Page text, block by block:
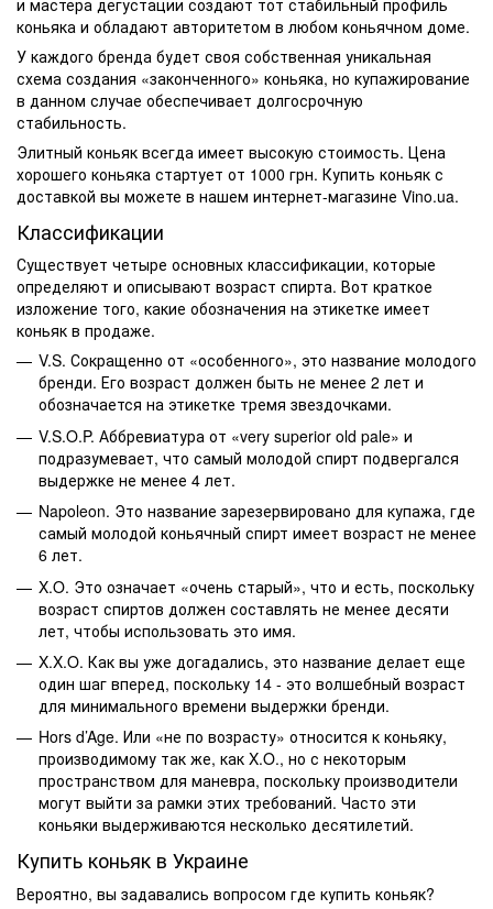
коньяка и обладают авторитетом в любом коньячном доме.
У каждого бренда будет своя собственная уникальная
схема создания «законченного» коньяка, но купажирование
в данном случае обеспечивает долгосрочную
стабильность.
Элитный коньяк всегда имеет высокую стоимость. Цена
хорошего коньяка стартует от 1000 грн. Купить коньяк с
доставкой вы можете в нашем интернет-магазине Vino.ua.
Классификации
Существует четыре основных классификации, которые
определяют и описывают возраст спирта. Вот краткое
изложение того, какие обозначения на этикетке имеет
коньяк в продаже.
V.S. Сокращенно от «особенного», это название молодого
бренди. Его возраст должен быть не менее 2 лет и
обозначается на этикетке тремя звездочками.
V.S.O.P. Аббревиатура от «very superior old pale» и
подразумевает, что самый молодой спирт подвергался
выдержке не менее 4 лет.
Napoleon. Это название зарезервировано для купажа, где
самый молодой коньячный спирт имеет возраст не менее
6 лет.
X.O. Это означает «очень старый», что и есть, поскольку
возраст спиртов должен составлять не менее десяти
лет, чтобы использовать это имя.
X.X.O. Как вы уже догадались, это название делает еще
один шаг вперед, поскольку 14 - это волшебный возраст
для минимального времени выдержки бренди.
Hors d’Age. Или «не по возрасту» относится к коньяку,
производимому так же, как X.O., но с некоторым
пространством для маневра, поскольку производители
могут выйти за рамки этих требований. Часто эти
коньяки выдерживаются несколько десятилетий.
Купить коньяк в Украине
Вероятно, вы задавались вопросом где купить коньяк?